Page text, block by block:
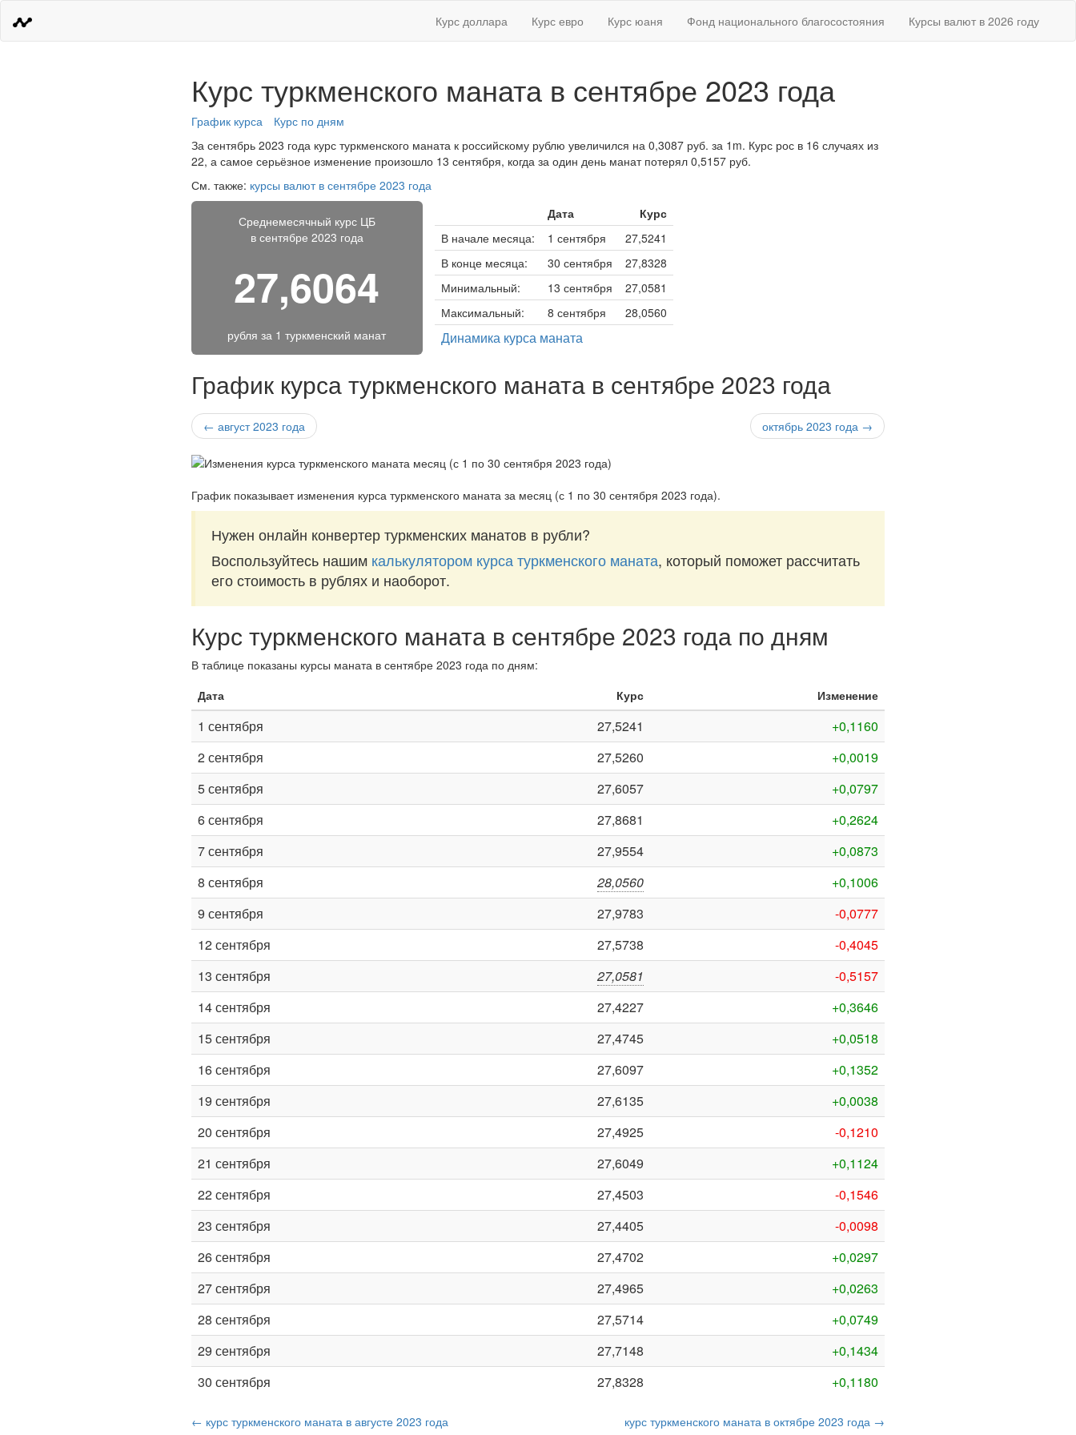
Курс доллара Курс евро Курс юаня Фонд национального благосостояния Курсы валют в 2026 году
Курс туркменского маната в сентябре 2023 года
График курса
Курс по дням
За сентябрь 2023 года курс туркменского маната к российскому рублю увеличился на 0,3087 руб. за 1m. Курс рос в 16 случаях из
22, а самое серьёзное изменение произошло 13 сентября, когда за один день манат потерял 0,5157 руб.
См. также: курсы валют в сентябре 2023 года
Среднемесячный курс ЦБ
в сентябре 2023 года
27,6064
рубля за 1 туркменский манат
Дата
Курс
В начале месяца:
1 сентября
27,5241
В конце месяца:
30 сентября
27,8328
Минимальный:
13 сентября
27,0581
Максимальный:
8 сентября 28,0560
Динамика курса маната
График курса туркменского маната в сентябре 2023 года
← август 2023 года октябрь 2023 года →
График показывает изменения курса туркменского маната за месяц (с 1 по 30 сентября 2023 года).
Нужен онлайн конвертер туркменских манатов в рубли?
Воспользуйтесь нашим калькулятором курса туркменского маната, который поможет рассчитать
его стоимость в рублях и наоборот.
Курс туркменского маната в сентябре 2023 года по дням
В таблице показаны курсы маната в сентябре 2023 года по дням:
Дата
Курс Изменение
1 сентября 27,5241
+0,1160
2 сентября
27,5260
+0,0019
5 сентября
27,6057
+0,0797
6 сентября
27,8681
+0,2624
7 сентября
27,9554
+0,0873
8 сентября
28,0560
+0,1006
9 сентября
27,9783
-0,0777
12 сентября
27,5738
-0,4045
13 сентября
27,0581
-0,5157
14 сентября
27,4227
+0,3646
15 сентября
27,4745
+0,0518
16 сентября
27,6097
+0,1352
19 сентября
27,6135
+0,0038
20 сентября
27,4925
-0,1210
21 сентября
27,6049
+0,1124
22 сентября
27,4503
-0,1546
23 сентября
27,4405
-0,0098
26 сентября
27,4702
+0,0297
27 сентября
27,4965
+0,0263
28 сентября
27,5714
+0,0749
29 сентября
27,7148
+0,1434
30 сентября
27,8328 +0,1180
← курс туркменского маната в августе 2023 года курс туркменского маната в октябре 2023 года →